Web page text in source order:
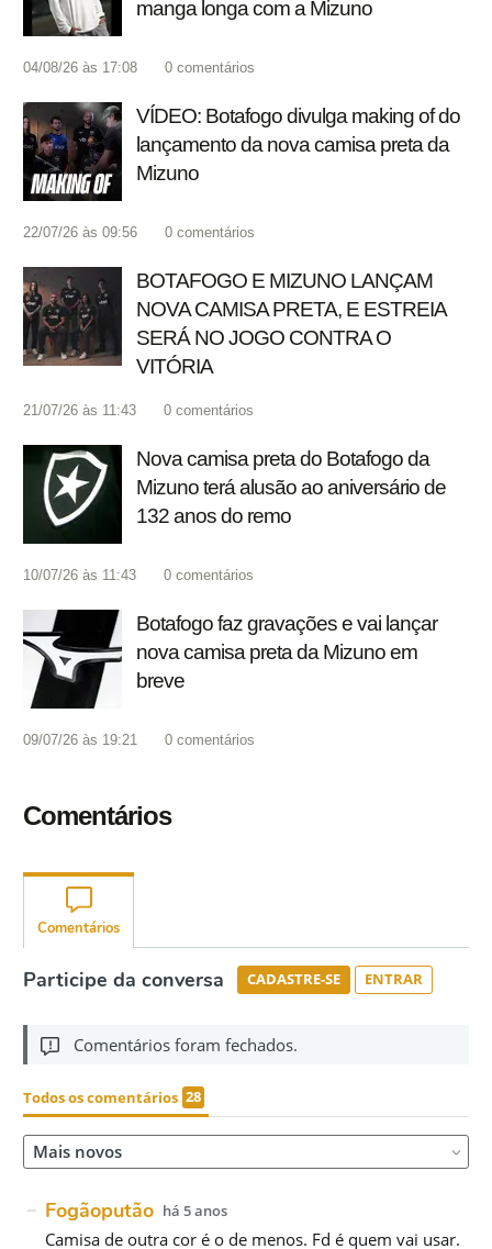
manga longa com a Mizuno
04/08/26 às 17:08 0 comentários
VÍDEO: Botafogo divulga making of do
lançamento da nova camisa preta da
Mizuno
22/07/26 às 09:56 0 comentários
BOTAFOGO E MIZUNO LANÇAM
NOVA CAMISA PRETA, E ESTREIA
SERÁ NO JOGO CONTRA O
VITÓRIA
21/07/26 às 11:43 0 comentários
Nova camisa preta do Botafogo da
Mizuno terá alusão ao aniversário de
132 anos do remo
10/07/26 às 11:43 0 comentários
Botafogo faz gravações e vai lançar
nova camisa preta da Mizuno em
breve
09/07/26 às 19:21 0 comentários
Comentários